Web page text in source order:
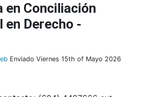
en Conciliación
en Derecho -
Enviado Viernes 15th of Mayo 2026